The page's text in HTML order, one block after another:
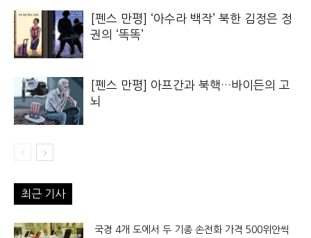
[펜스 만평] ‘아수라 백작’ 북한 김정은 정
권의 ‘똑똑’
[펜스 만평] 아프간과 북핵…바이든의 고
뇌
최근 기사
국경 4개 도에서 두 기종 손전화 가격 500위안씩